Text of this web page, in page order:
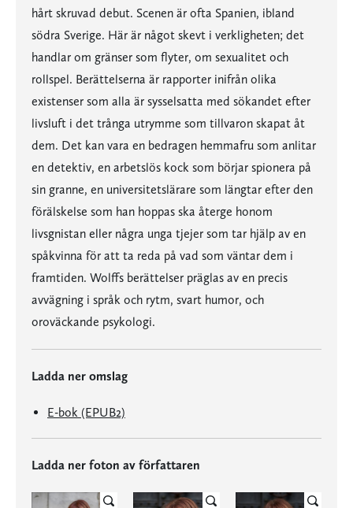
hårt skruvad debut. Scenen är ofta Spanien, ibland
södra Sverige. Här är något skevt i verkligheten; det
handlar om gränser som flyter, om sexualitet och
rollspel. Berättelserna är rapporter inifrån olika
existenser som alla är sysselsatta med sökandet efter
livsluft i det trånga utrymme som tillvaron skapat åt
dem. Det kan vara en bedragen hemmafru som anlitar
en detektiv, en arbetslös kock som börjar spionera på
sin granne, en universitetslärare som längtar efter den
förälskelse som han hoppas ska återge honom
livsgnistan eller några unga tjejer som tar hjälp av en
spåkvinna för att ta reda på vad som väntar dem i
framtiden. Wolffs berättelser präglas av en precis
avvägning i språk och rytm, svart humor, och
oroväckande psykologi.
Ladda ner omslag
E-bok (EPUB2)
Ladda ner foton av författaren